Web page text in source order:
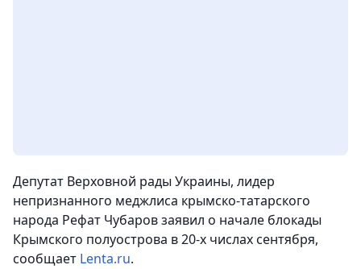
Депутат Верховной рады Украины, лидер
непризнанного меджлиса крымско-татарского
народа Рефат Чубаров заявил о начале блокады
Крымского полуострова в 20-х числах сентября,
сообщает Lenta.ru.